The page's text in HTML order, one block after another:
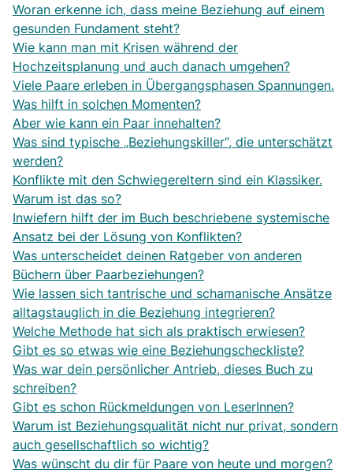
Woran erkenne ich, dass meine Beziehung auf einem
gesunden Fundament steht?
Wie kann man mit Krisen während der
Hochzeitsplanung und auch danach umgehen?
Viele Paare erleben in Übergangsphasen Spannungen.
Was hilft in solchen Momenten?
Aber wie kann ein Paar innehalten?
Was sind typische „Beziehungskiller“, die unterschätzt
werden?
Konflikte mit den Schwiegereltern sind ein Klassiker.
Warum ist das so?
Inwiefern hilft der im Buch beschriebene systemische
Ansatz bei der Lösung von Konflikten?
Was unterscheidet deinen Ratgeber von anderen
Büchern über Paarbeziehungen?
Wie lassen sich tantrische und schamanische Ansätze
alltagstauglich in die Beziehung integrieren?
Welche Methode hat sich als praktisch erwiesen?
Gibt es so etwas wie eine Beziehungscheckliste?
Was war dein persönlicher Antrieb, dieses Buch zu
schreiben?
Gibt es schon Rückmeldungen von LeserInnen?
Warum ist Beziehungsqualität nicht nur privat, sondern
auch gesellschaftlich so wichtig?
Was wünscht du dir für Paare von heute und morgen?